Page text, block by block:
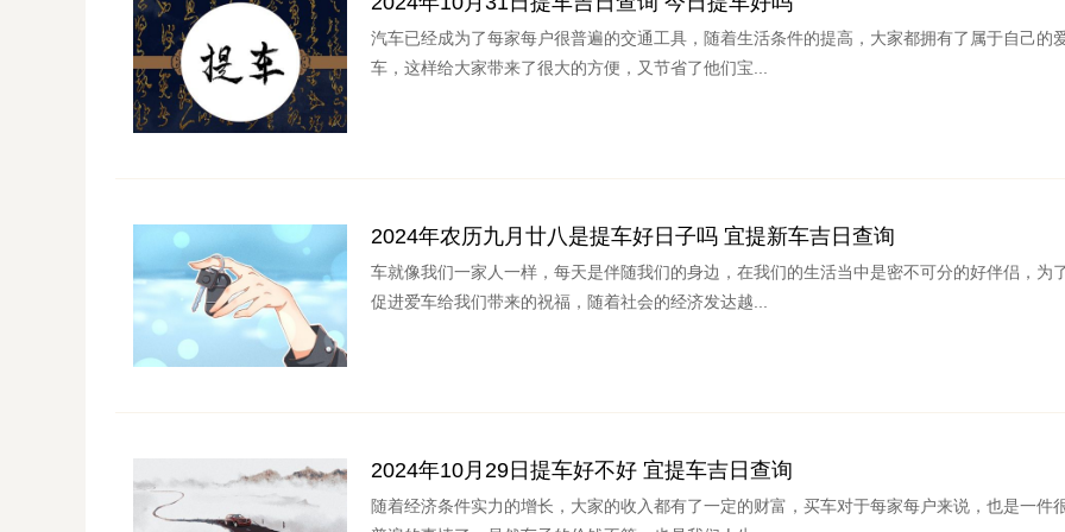
汽车已经成为了每家每户很普遍的交通工具，随着生活条件的提高，大家都拥有了属于自己的
车，这样给大家带来了很大的方便，又节省了他们宝...
2024年农历九月廿八是提车好日子吗 宜提新车吉日查询
车就像我们一家人一样，每天是伴随我们的身边，在我们的生活当中是密不可分的好伴侣，为
促进爱车给我们带来的祝福，随着社会的经济发达越...
2024年10月29日提车好不好 宜提车吉日查询
随着经济条件实力的增长，大家的收入都有了一定的财富，买车对于每家每户来说，也是一件